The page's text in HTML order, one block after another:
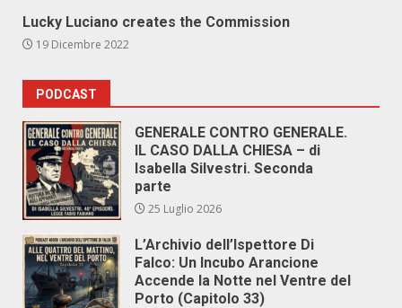
Lucky Luciano creates the Commission
19 Dicembre 2022
PODCAST
GENERALE CONTRO GENERALE.
IL CASO DALLA CHIESA – di
Isabella Silvestri. Seconda
parte
25 Luglio 2026
L’Archivio dell’Ispettore Di
Falco: Un Incubo Arancione
Accende la Notte nel Ventre del
Porto (Capitolo 33)